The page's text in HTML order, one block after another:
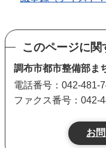
このページに
調布市都市整備部ま
電話番号：042-481-
ファクス番号：042-